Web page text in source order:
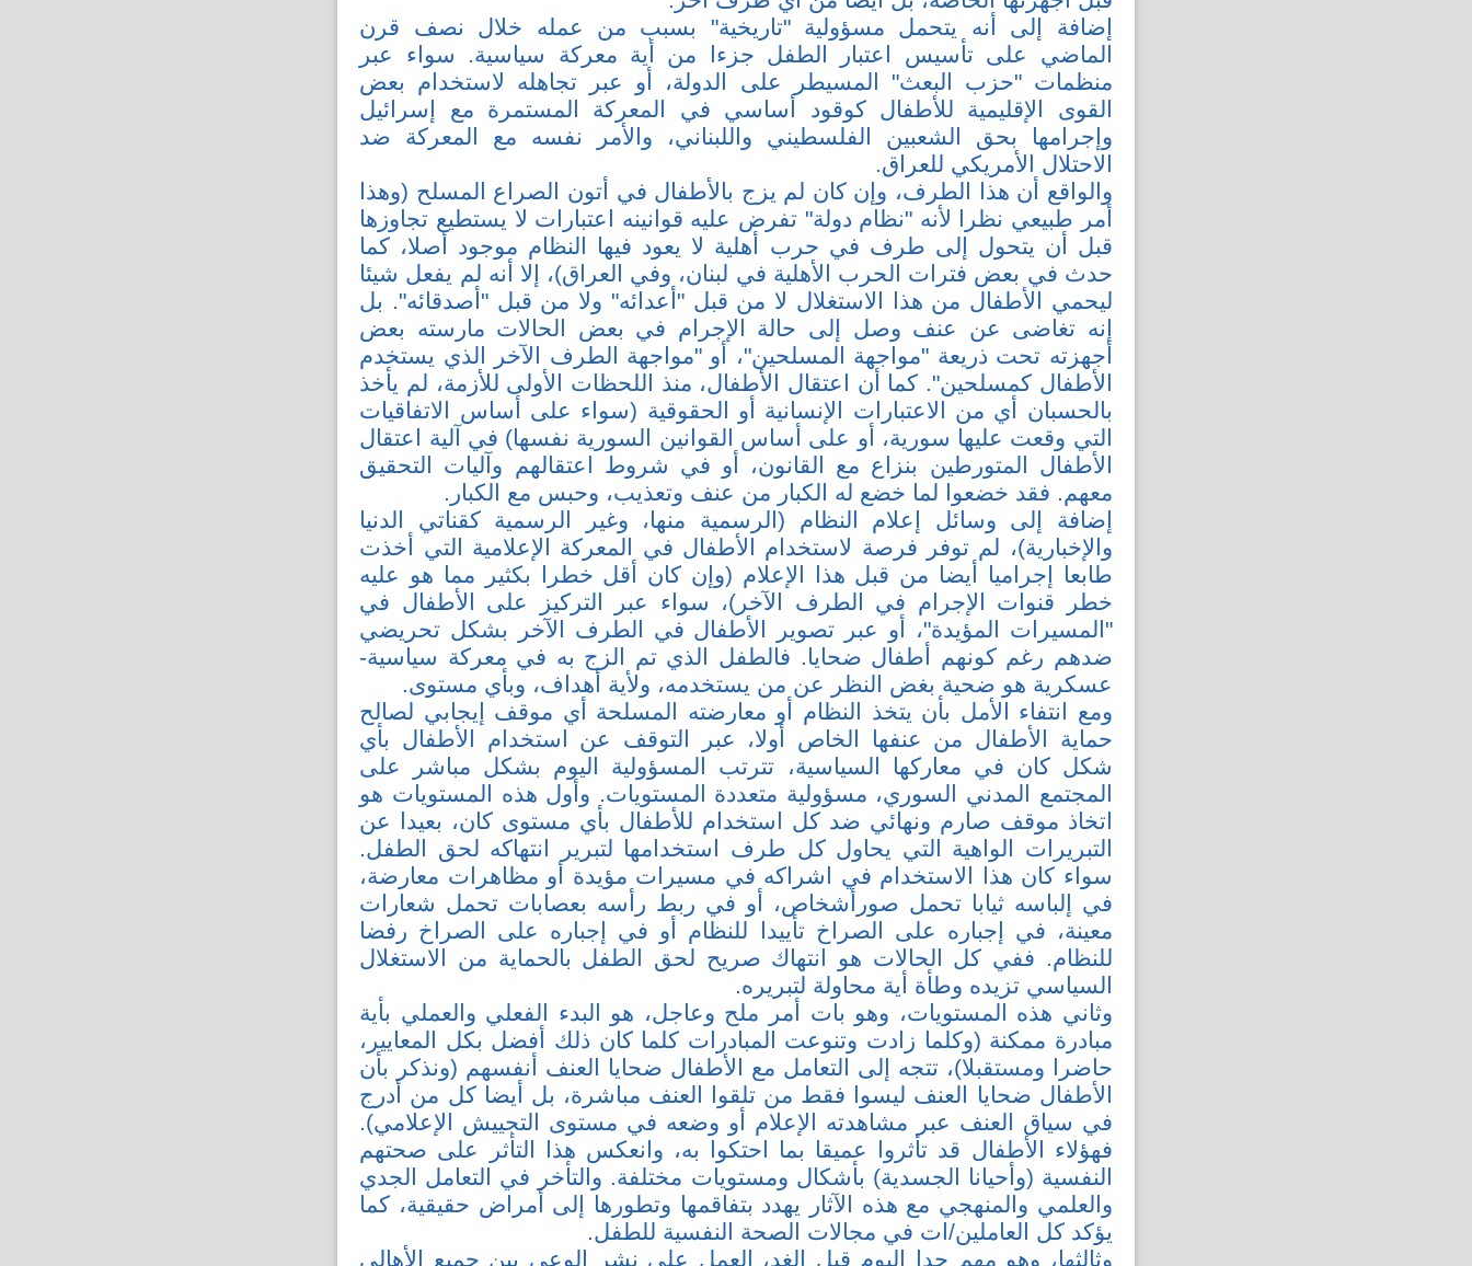
إضافة إلى أنه يتحمل مسؤولية "تاريخية" بسبب من عمله خلال نصف قرن
الماضي على تأسيس اعتبار الطفل جزءا من أية معركة سياسية. سواء عبر
منظمات "حزب البعث" المسيطر على الدولة، أو عبر تجاهله لاستخدام بعض
القوى الإقليمية للأطفال كوقود أساسي في المعركة المستمرة مع إسرائيل
وإجرامها بحق الشعبين الفلسطيني واللبناني، والأمر نفسه مع المعركة ضد
الاحتلال الأمريكي للعراق.
والواقع أن هذا الطرف، وإن كان لم يزج بالأطفال في أتون الصراع المسلح (وهذا
أمر طبيعي نظرا لأنه "نظام دولة" تفرض عليه قوانينه اعتبارات لا يستطيع تجاوزها
قبل أن يتحول إلى طرف في حرب أهلية لا يعود فيها النظام موجود أصلا، كما
حدث في بعض فترات الحرب الأهلية في لبنان، وفي العراق)، إلا أنه لم يفعل شيئا
ليحمي الأطفال من هذا الاستغلال لا من قبل "أعدائه" ولا من قبل "أصدقائه". بل
إنه تغاضى عن عنف وصل إلى حالة الإجرام في بعض الحالات مارسته بعض
أجهزته تحت ذريعة "مواجهة المسلحين"، أو "مواجهة الطرف الآخر الذي يستخدم
الأطفال كمسلحين". كما أن اعتقال الأطفال، منذ اللحظات الأولى للأزمة، لم يأخذ
بالحسبان أي من الاعتبارات الإنسانية أو الحقوقية (سواء على أساس الاتفاقيات
التي وقعت عليها سورية، أو على أساس القوانين السورية نفسها) في آلية اعتقال
الأطفال المتورطين بنزاع مع القانون، أو في شروط اعتقالهم وآليات التحقيق
معهم. فقد خضعوا لما خضع له الكبار من عنف وتعذيب، وحبس مع الكبار.
إضافة إلى وسائل إعلام النظام (الرسمية منها، وغير الرسمية كقناتي الدنيا
والإخبارية)، لم توفر فرصة لاستخدام الأطفال في المعركة الإعلامية التي أخذت
طابعا إجراميا أيضا من قبل هذا الإعلام (وإن كان أقل خطرا بكثير مما هو عليه
خطر قنوات الإجرام في الطرف الآخر)، سواء عبر التركيز على الأطفال في
"المسيرات المؤيدة"، أو عبر تصوير الأطفال في الطرف الآخر بشكل تحريضي
ضدهم رغم كونهم أطفال ضحايا. فالطفل الذي تم الزج به في معركة سياسية-
عسكرية هو ضحية بغض النظر عن من يستخدمه، ولأية أهداف، وبأي مستوى.
ومع انتفاء الأمل بأن يتخذ النظام أو معارضته المسلحة أي موقف إيجابي لصالح
حماية الأطفال من عنفها الخاص أولا، عبر التوقف عن استخدام الأطفال بأي
شكل كان في معاركها السياسية، تترتب المسؤولية اليوم بشكل مباشر على
المجتمع المدني السوري، مسؤولية متعددة المستويات. وأول هذه المستويات هو
اتخاذ موقف صارم ونهائي ضد كل استخدام للأطفال بأي مستوى كان، بعيدا عن
التبريرات الواهية التي يحاول كل طرف استخدامها لتبرير انتهاكه لحق الطفل.
سواء كان هذا الاستخدام في اشراكه في مسيرات مؤيدة أو مظاهرات معارضة،
في إلباسه ثيابا تحمل صورأشخاص، أو في ربط رأسه بعصابات تحمل شعارات
معينة، في إجباره على الصراخ تأييدا للنظام أو في إجباره على الصراخ رفضا
للنظام. ففي كل الحالات هو انتهاك صريح لحق الطفل بالحماية من الاستغلال
السياسي تزيده وطأة أية محاولة لتبريره.
وثاني هذه المستويات، وهو بات أمر ملح وعاجل، هو البدء الفعلي والعملي بأية
مبادرة ممكنة (وكلما زادت وتنوعت المبادرات كلما كان ذلك أفضل بكل المعايير،
حاضرا ومستقبلا)، تتجه إلى التعامل مع الأطفال ضحايا العنف أنفسهم (ونذكر بأن
الأطفال ضحايا العنف ليسوا فقط من تلقوا العنف مباشرة، بل أيضا كل من أدرج
في سياق العنف عبر مشاهدته الإعلام أو وضعه في مستوى التجييش الإعلامي).
فهؤلاء الأطفال قد تأثروا عميقا بما احتكوا به، وانعكس هذا التأثر على صحتهم
النفسية (وأحيانا الجسدية) بأشكال ومستويات مختلفة. والتأخر في التعامل الجدي
والعلمي والمنهجي مع هذه الآثار يهدد بتفاقمها وتطورها إلى أمراض حقيقية، كما
يؤكد كل العاملين/ات في مجالات الصحة النفسية للطفل.
وثالثها، وهو مهم جدا اليوم قبل الغد، العمل على نشر الوعي بين جميع الأهالي